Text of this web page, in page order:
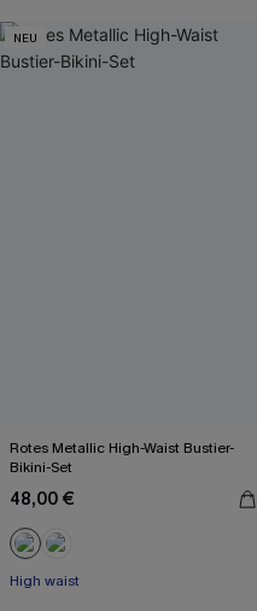
NEU
Rotes Metallic High-Waist Bustier-
Bikini-Set
48,00 €
High waist